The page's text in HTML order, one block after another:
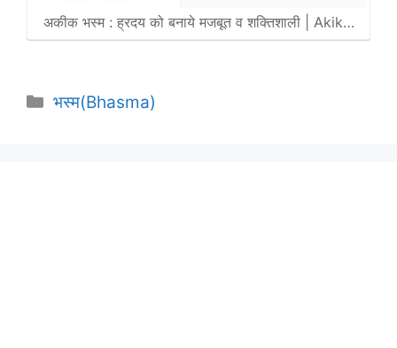
अकीक भस्म : ह्रदय को बनाये मजबूत व शक्तिशाली | Akik…
Categories
भस्म(Bhasma)